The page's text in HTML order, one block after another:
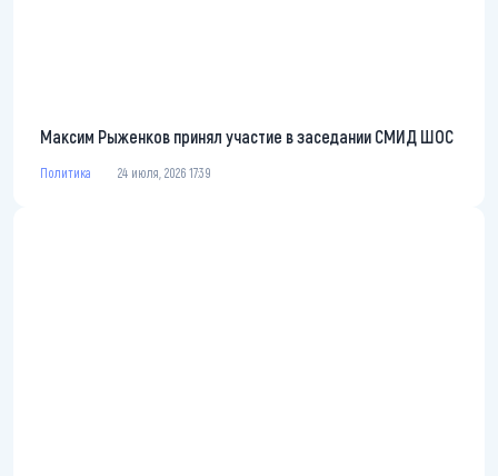
Максим Рыженков принял участие в заседании СМИД ШОС
Политика 24 июля, 2026 17:39